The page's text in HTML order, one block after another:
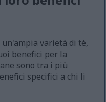
varietà di tè,
benefici per la
sono tra i più
specifici a chi li